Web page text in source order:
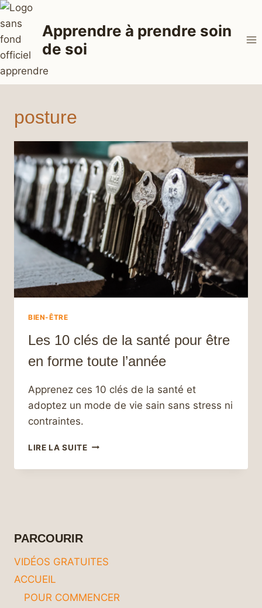
Aller
au
contenu
Apprendre à prendre soin
de soi
posture
BIEN-ÊTRE
Les 10 clés de la santé pour être
en forme toute l’année
Apprenez ces 10 clés de la santé et
adoptez un mode de vie sain sans stress ni
contraintes.
LIRE LA SUITELES
CLÉS
TOUTE
PARCOURIR
VIDÉOS GRATUITES
ACCUEIL
POUR COMMENCER